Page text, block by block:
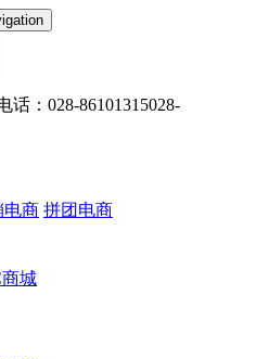
028-
电商 拼团电商
城